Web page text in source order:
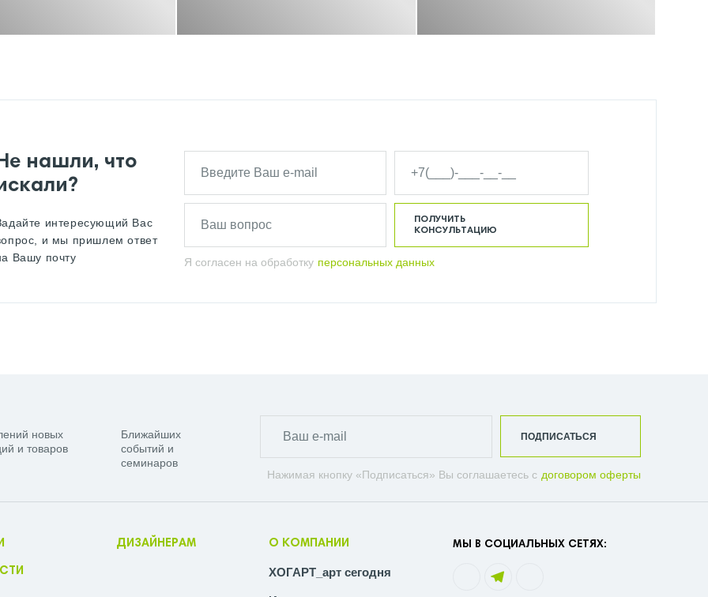
нашли, что
интересующий Вас
и мы пришлем ответ
Вашу почту
Я согласен на обработку персональных данных
ПОЛУЧИТЬ
КОНСУЛЬТАЦИЮ
новых
и товаров
Ближайших
событий и
семинаров
Нажимая кнопку «Подписаться» Вы соглашаетесь с договором оферты
ПОДПИСАТЬСЯ
ДИЗАЙНЕРАМ О КОМПАНИИ
ХОГАРТ_арт сегодня
МЫ В СОЦИАЛЬНЫХ СЕТЯХ: